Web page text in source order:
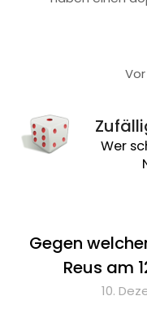
Wer
Gegen
Reus am
10.